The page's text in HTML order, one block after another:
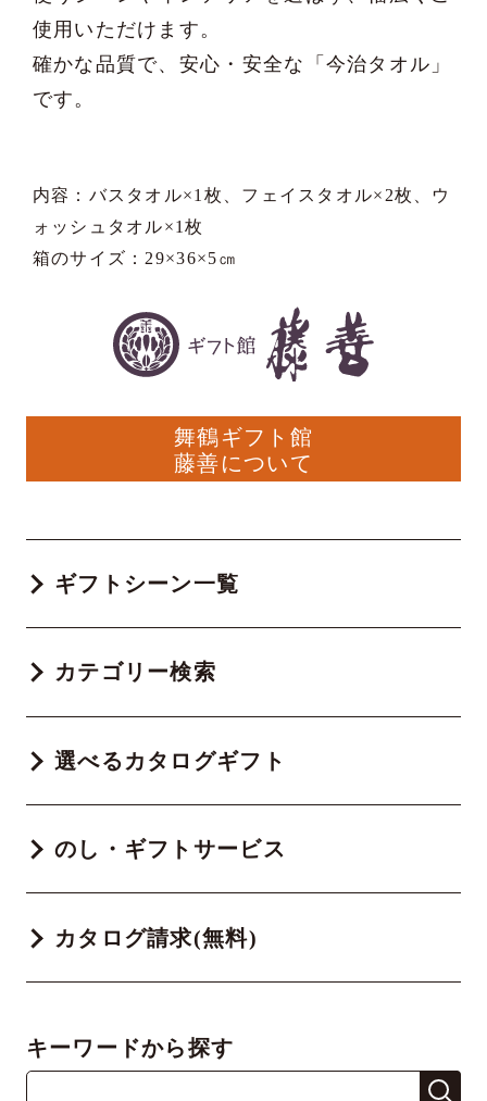
使用いただけます。
確かな品質で、安心・安全な「今治タオル」
です。
内容：バスタオル×1枚、フェイスタオル×2枚、ウ
ォッシュタオル×1枚
箱のサイズ：29×36×5㎝
舞鶴ギフト館
藤善について
ギフトシーン一覧
カテゴリー検索
選べるカタログギフト
のし・ギフトサービス
カタログ請求(無料)
キーワードから探す